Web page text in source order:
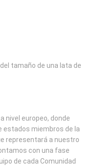
tamaño de una lata de
nivel europeo, donde
estados miembros de la
representará a nuestro
con una fase
de cada Comunidad